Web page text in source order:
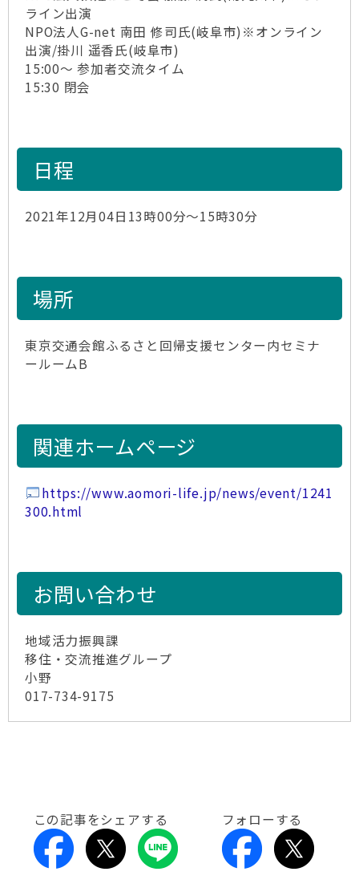
ライン出演
NPO法人G-net 南田 修司氏(岐阜市)※オンライン
出演/掛川 遥香氏(岐阜市)
15:00～ 参加者交流タイム
15:30 閉会
日程
2021年12月04日13時00分～15時30分
場所
東京交通会館ふるさと回帰支援センター内セミナ
ールームB
関連ホームページ
https://www.aomori-life.jp/news/event/1241
300.html
お問い合わせ
地域活力振興課
移住・交流推進グループ
小野
017-734-9175
この記事をシェアする フォローする